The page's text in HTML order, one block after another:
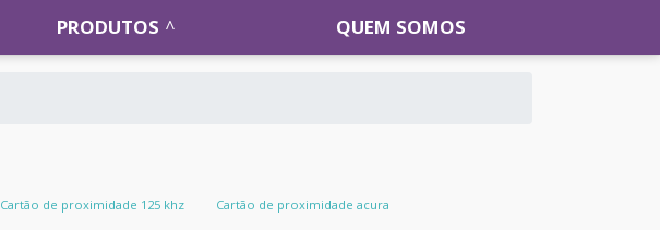
PRODUTOS QUEM SOMOS
Cartão de proximidade 125 khz Cartão de proximidade acura